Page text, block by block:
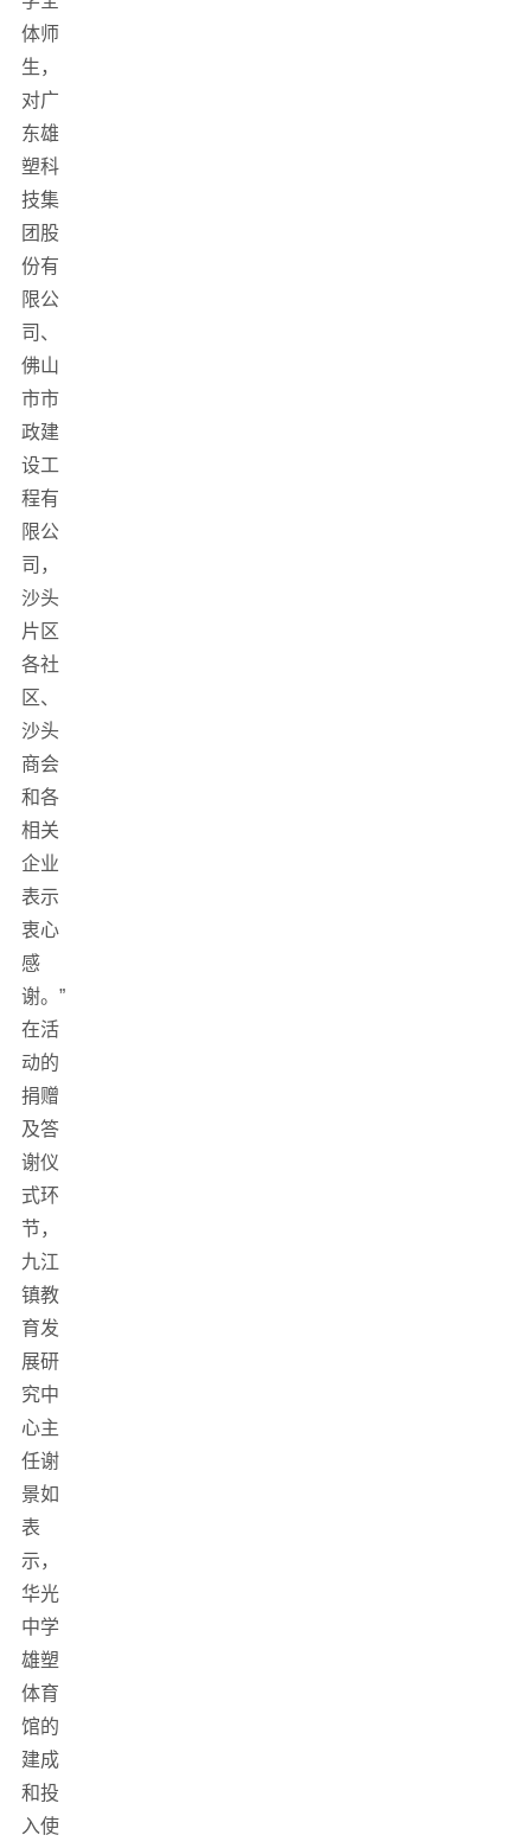
体师
生，
对广
东雄
塑科
技集
团股
份有
限公
司、
佛山
市市
政建
设工
程有
限公
司，
沙头
片区
各社
区、
沙头
商会
和各
相关
企业
表示
衷心
感
谢。”
在活
动的
捐赠
及答
谢仪
式环
节，
九江
镇教
育发
展研
究中
心主
任谢
景如
表
示，
华光
中学
雄塑
体育
馆的
建成
和投
入使